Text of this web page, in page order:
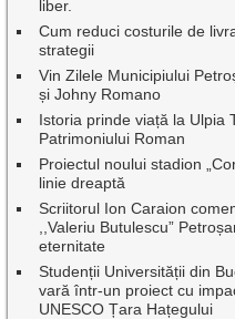
liber.
Cum reduci costurile de
strategii
Vin Zilele Municipiului
și Johny Romano
Istoria prinde viață la Ulpia
Patrimoniului Roman
Proiectul noului stadion
linie dreaptă
Scriitorul Ion Caraion
,,Valeriu Butulescu”
eternitate
Studenții Universității din
vară într-un proiect cu
UNESCO Țara Hațegului